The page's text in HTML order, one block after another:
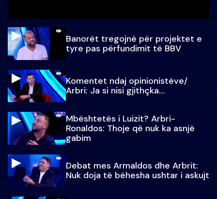
Banorët tregojnë për projektet e
tyre pas përfundimit të BBV
Komentet ndaj opinionistëve/
Arbri: Ja si nisi gjithçka…
Mbështetës i Luizit? Arbri-
Ronaldos: Thoje që nuk ka asnjë
gabim
Debat mes Armaldos dhe Arbrit:
Nuk doja të bëhesha ushtar i askujt